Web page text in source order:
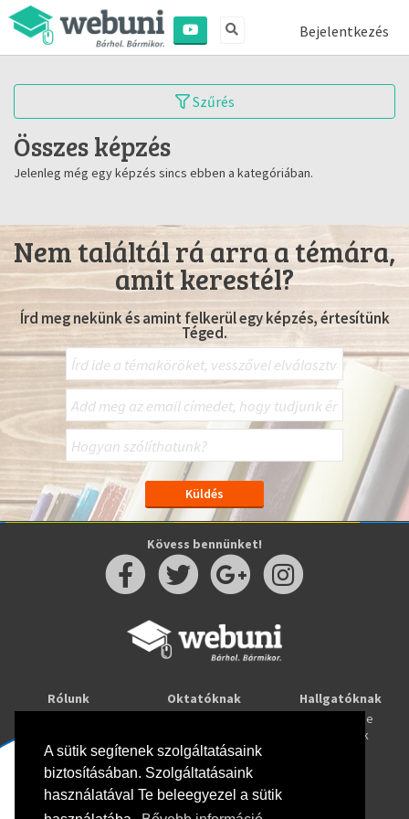
A sütik segítenek szolgáltatásaink
biztosításában. Szolgáltatásaink
használatával Te beleegyezel a sütik
Bejelentkezés
Szűrés
Összes képzés
Jelenleg még egy képzés sincs ebben a kategóriában.
Nem találtál rá arra a témára,
amit kerestél?
Írd meg nekünk és amint felkerül egy képzés, értesítünk
Téged.
Kövess bennünket!
Rólunk
Oktatóknak
Webuni Stúdió
Hallgatóknak
Tanulj online
Képzések
Info
Adatkezelési tájékoztató
ÁSZF